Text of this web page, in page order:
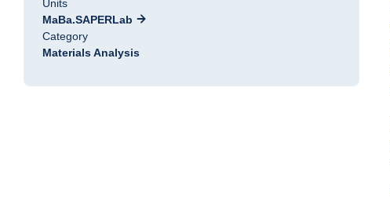
Units
MaBa.SAPERLab
Category
Materials Analysis